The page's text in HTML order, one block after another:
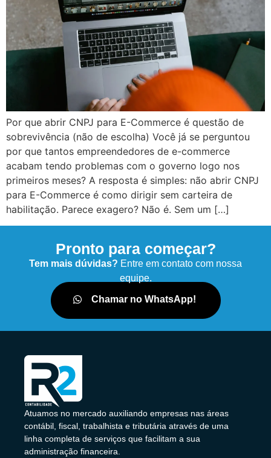
Por que abrir CNPJ para E-Commerce é questão de
sobrevivência (não de escolha) Você já se perguntou
por que tantos empreendedores de e-commerce
acabam tendo problemas com o governo logo nos
primeiros meses? A resposta é simples: não abrir CNPJ
para E-Commerce é como dirigir sem carteira de
habilitação. Parece exagero? Não é. Sem um […]
Pronto para começar?
Tem mais dúvidas? Entre em contato com nossa
equipe.
Chamar no WhatsApp!
Atuamos no mercado auxiliando empresas nas áreas
contábil, fiscal, trabalhista e tributária através de uma
linha completa de serviços que facilitam a sua
administração financeira.